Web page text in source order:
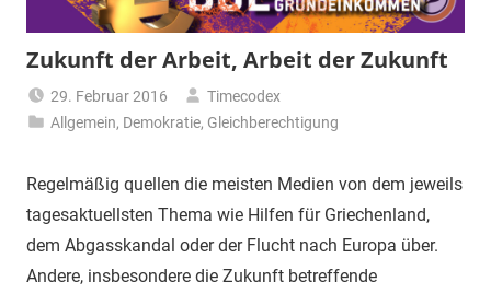
Zukunft der Arbeit, Arbeit der Zukunft
29. Februar 2016
Timecodex
Allgemein, Demokratie, Gleichberechtigung
Regelmäßig quellen die meisten Medien von dem jeweils
tagesaktuellsten Thema wie Hilfen für Griechenland,
dem Abgasskandal oder der Flucht nach Europa über.
Andere, insbesondere die Zukunft betreffende